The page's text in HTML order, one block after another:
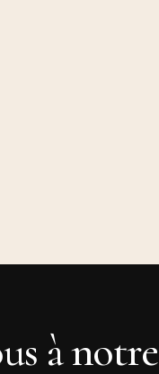
à notre